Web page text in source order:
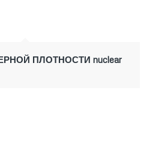
ПЛОТНОСТИ nuclear